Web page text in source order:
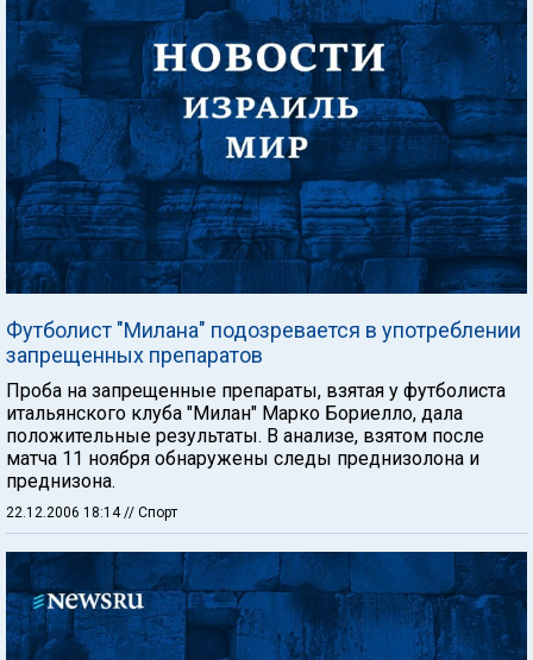
Футболист "Милана" подозревается в употреблении
запрещенных препаратов
Проба на запрещенные препараты, взятая у футболиста
итальянского клуба "Милан" Марко Бориелло, дала
положительные результаты. В анализе, взятом после
матча 11 ноября обнаружены следы преднизолона и
преднизона.
22.12.2006 18:14// Спорт